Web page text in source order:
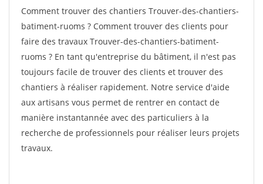
Comment trouver des chantiers Trouver-des-chantiers-
batiment-ruoms ? Comment trouver des clients pour
faire des travaux Trouver-des-chantiers-batiment-
ruoms ? En tant qu'entreprise du bâtiment, il n'est pas
toujours facile de trouver des clients et trouver des
chantiers à réaliser rapidement. Notre service d'aide
aux artisans vous permet de rentrer en contact de
manière instantannée avec des particuliers à la
recherche de professionnels pour réaliser leurs projets
travaux.